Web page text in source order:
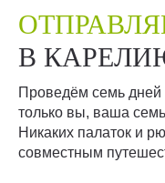
В
Проведём семь
только вы, ваша
Никаких палаток и
совместным